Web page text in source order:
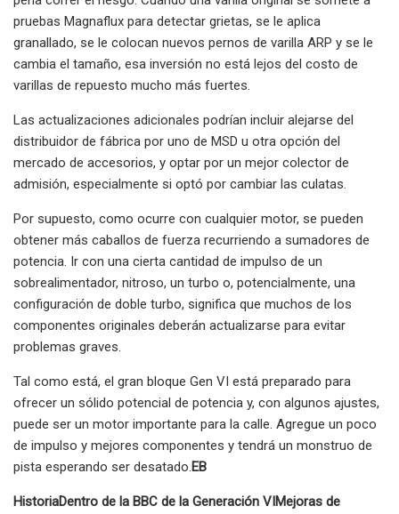
pruebas Magnaflux para detectar grietas, se le aplica
granallado, se le colocan nuevos pernos de varilla ARP y se le
cambia el tamaño, esa inversión no está lejos del costo de
varillas de repuesto mucho más fuertes.
Las actualizaciones adicionales podrían incluir alejarse del
distribuidor de fábrica por uno de MSD u otra opción del
mercado de accesorios, y optar por un mejor colector de
admisión, especialmente si optó por cambiar las culatas.
Por supuesto, como ocurre con cualquier motor, se pueden
obtener más caballos de fuerza recurriendo a sumadores de
potencia. Ir con una cierta cantidad de impulso de un
sobrealimentador, nitroso, un turbo o, potencialmente, una
configuración de doble turbo, significa que muchos de los
componentes originales deberán actualizarse para evitar
problemas graves.
Tal como está, el gran bloque Gen VI está preparado para
ofrecer un sólido potencial de potencia y, con algunos ajustes,
puede ser un motor importante para la calle. Agregue un poco
de impulso y mejores componentes y tendrá un monstruo de
pista esperando ser desatado.EB
HistoriaDentro de la BBC de la Generación VIMejoras de